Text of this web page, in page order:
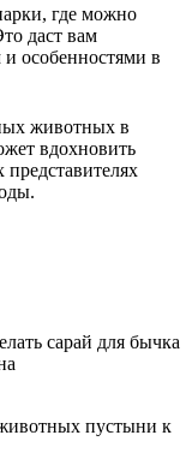
где можно
даст вам
особенностями в
животных в
вдохновить
сарай для бычка
пустыни к